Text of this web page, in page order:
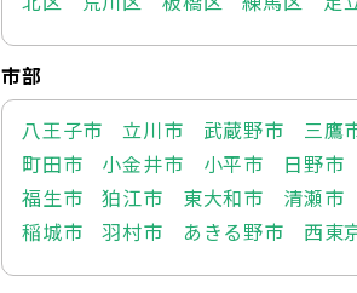
市部
八王子市
立川市 武蔵野市 三鷹
町田市
小金井市 小平市 日野市
福生市
狛江市 東大和市 清瀬市
稲城市
羽村市 あきる野市 西東